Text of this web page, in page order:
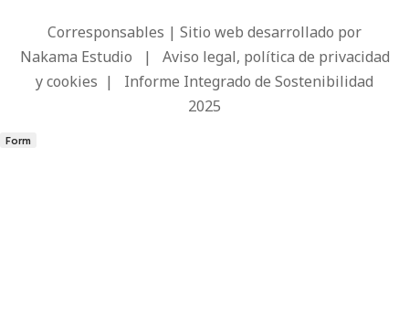
Corresponsables | Sitio web desarrollado por
Nakama Estudio | Aviso legal, política de privacidad
y cookies | Informe Integrado de Sostenibilidad
2025
Form